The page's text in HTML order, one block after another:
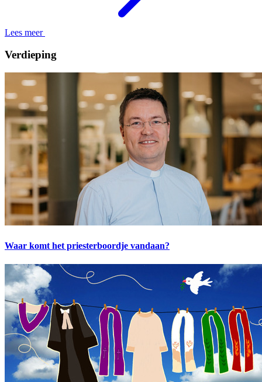
Lees meer
Verdieping
Waar komt het priesterboordje vandaan?